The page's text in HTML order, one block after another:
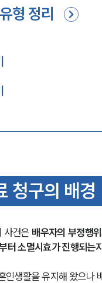
형 정리
청구의 배경
사건은 배우자의 부정행
터 소멸시효가 진행되는
생활을 유지해 왔으나